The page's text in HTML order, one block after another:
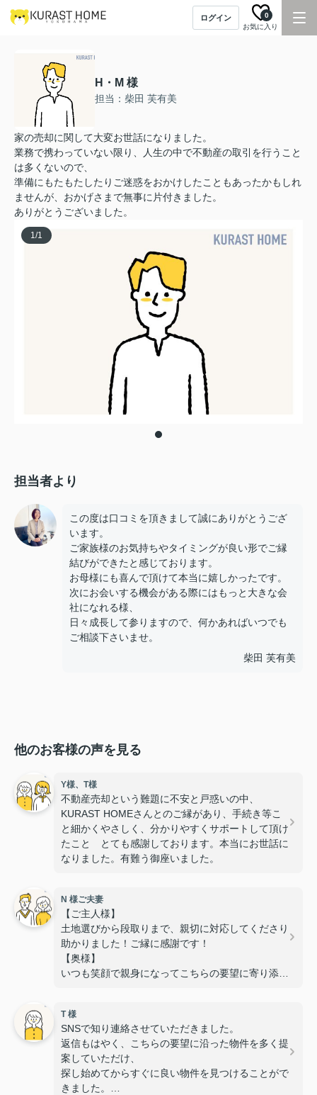
ログイン
お気に入り
0
H・M 様
担当：柴田 芙有美
家の売却に関して大変お世話になりました。
業務で携わっていない限り、人生の中で不動産の取引を行うこと
は多くないので、
準備にもたもたしたりご迷惑をおかけしたこともあったかもしれ
ませんが、おかげさまで無事に片付きました。
ありがとうございました。
1/1
担当者より
この度は口コミを頂きまして誠にありがとうござ
います。
ご家族様のお気持ちやタイミングが良い形でご縁
結びができたと感じております。
お母様にも喜んで頂けて本当に嬉しかったです。
次にお会いする機会がある際にはもっと大きな会
社になれる様、
日々成長して参りますので、何かあればいつでも
ご相談下さいませ。
柴田 芙有美
他のお客様の声を見る
Y様、T様
不動産売却という難題に不安と戸惑いの中、
KURAST HOMEさんとのご縁があり、手続き等こ
と細かくやさしく、分かりやすくサポートして頂け
たこと とても感謝しております。本当にお世話に
なりました。有難う御座いました。
N 様ご夫妻
【ご主人様】
土地選びから段取りまで、親切に対応してくださり
助かりました！ご縁に感謝です！
【奥様】
いつも笑顔で親身になってこちらの要望に寄り添っ
また、いつも対応が迅速で丁寧なのでスムーズに手
続きを進めることができました。
無事に素敵な物件に出会うことが出来て感謝してい
ます！
T 様
SNSで知り連絡させていただきました。
返信もはやく、こちらの要望に沿った物件を多く提
案していただけ、
探し始めてからすぐに良い物件を見つけることがで
きました。